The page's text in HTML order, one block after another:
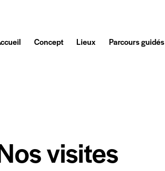
Concept Lieux Parcours guidés
visites